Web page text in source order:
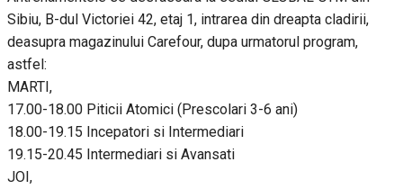
Sibiu, B-dul Victoriei 42, etaj 1, intrarea din dreapta cladirii,
deasupra magazinului Carefour, dupa urmatorul program,
astfel:
MARTI,
17.00-18.00 Piticii Atomici (Prescolari 3-6 ani)
18.00-19.15 Incepatori si Intermediari
19.15-20.45 Intermediari si Avansati
JOI,